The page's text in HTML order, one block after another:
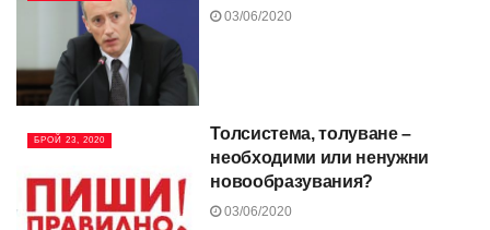
03/06/2020
БРОЙ 23, 2020
Толсистема, толуване –
необходими или ненужни
новообразувания?
03/06/2020